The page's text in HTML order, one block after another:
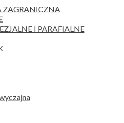
ZAGRANICZNA
I PARAFIALNE